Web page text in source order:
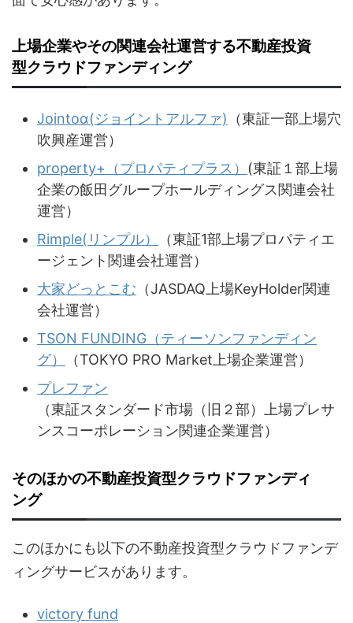
上場企業やその関連会社運営する不動産投資
型クラウドファンディング
Jointoα(ジョイントアルファ) （東証一部上場穴
吹興産運営）
property+（プロパティプラス） (東証１部上場
企業の飯田グループホールディングス関連会社
運営）
Rimple(リンプル）
（東証1部上場プロパティエ
ージェント関連会社運営）
大家どっとこむ （JASDAQ上場KeyHolder関連
会社運営）
TSON FUNDING（ティーソンファンディン
グ）
（TOKYO PRO Market上場企業運営）
プレファン
（東証スタンダード市場（旧２部）上場プレサ
ンスコーポレーション関連企業運営）
そのほかの不動産投資型クラウドファンディ
ング
このほかにも以下の不動産投資型クラウドファンデ
ィングサービスがあります。
victory fund